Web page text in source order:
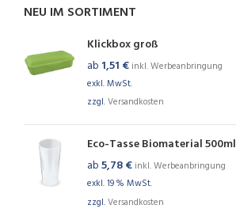
NEU IM SORTIMENT
Klickbox groß
ab 1,51 € inkl. Werbeanbringung
exkl. MwSt.
zzgl.Versandkosten
Eco-Tasse Biomaterial 500ml
ab5,78€ inkl. Werbeanbringung
exkl. 19 % MwSt.
zzgl.Versandkosten